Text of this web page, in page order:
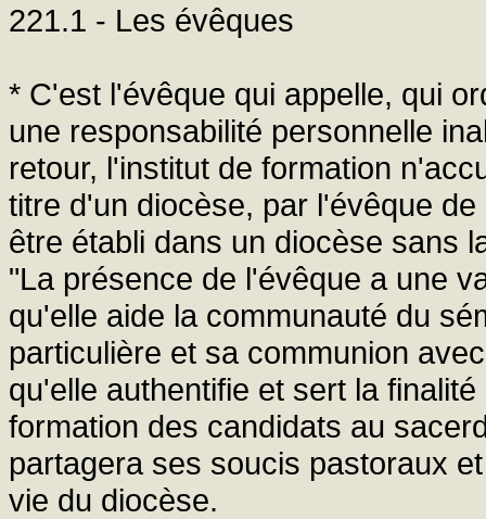
221.1 - Les évêques
* C'est l'évêque qui appelle, qui
une responsabilité personnelle
retour, l'institut de formation
titre d'un diocèse, par l'évêque
être établi dans un diocèse sans
"La présence de l'évêque a une
qu'elle aide la communauté du
particulière et sa communion
qu'elle authentifie et sert la
formation des candidats au
partagera ses soucis pastoraux
vie du diocèse.